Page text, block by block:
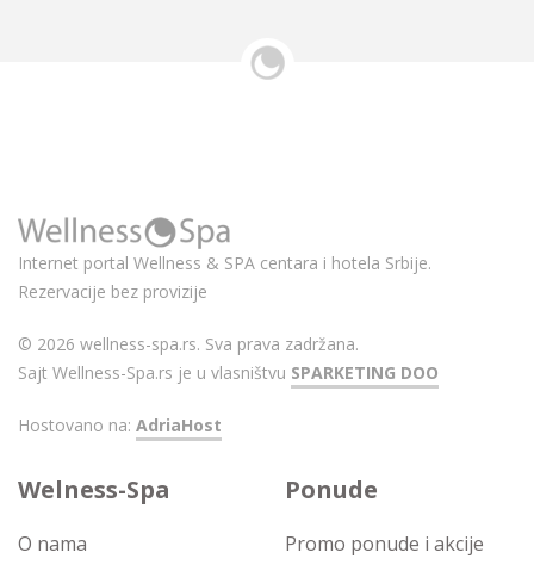
Internet portal Wellness & SPA centara i hotela Srbije.
Rezervacije bez provizije
© 2026 wellness-spa.rs. Sva prava zadržana.
Sajt Wellness-Spa.rs je u vlasništvu SPARKETING DOO
Hostovano na: AdriaHost
Welness-Spa
O nama
Ponude
Promo ponude i akcije